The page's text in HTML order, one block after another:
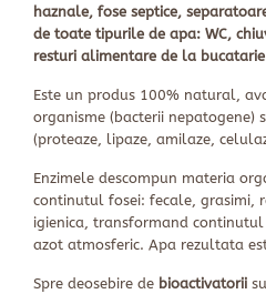
haznale, fose septice,
de toate tipurile de apa: WC,
resturi alimentare de la
Este un produs 100% natural,
organisme (bacterii nepatogene)
(proteaze, lipaze, amilaze,
Enzimele descompun materia
continutul fosei: fecale, grasimi,
igienica, transformand
azot atmosferic. Apa rezultata
Spre deosebire de bioactivatorii